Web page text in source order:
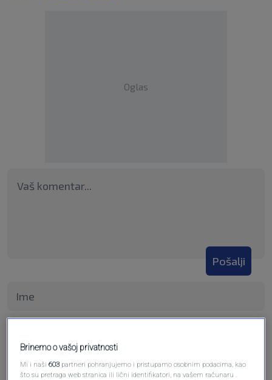
Oglas
Pošalji
Brinemo o vašoj privatnosti
Mi i naši603 partneri pohranjujemo i pristupamo osobnim podacima, kao
što su pretraga web stranica ili lični identifikatori, na vašem računaru .